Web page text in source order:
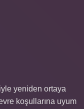
yeniden ortaya
koşullarına uyum